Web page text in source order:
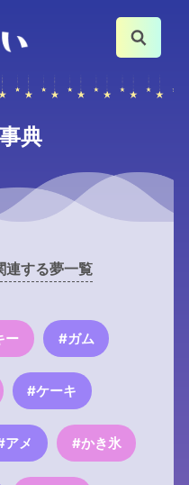
典
連する夢一覧
ー #ガム
#ケーキ
アメ #かき氷